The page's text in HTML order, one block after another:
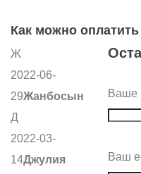
Как можно оплатить
Ж
2022-06-
29Жанбосын
Д
2022-03-
14Джулия
Ваше
Ваш